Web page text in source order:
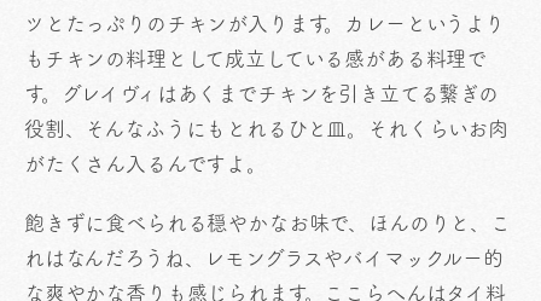
ツとたっぷりのチキンが入ります。カレーというより
もチキンの料理として成立している感がある料理で
す。グレイヴィはあくまでチキンを引き立てる繋ぎの
役割、そんなふうにもとれるひと皿。それくらいお肉
がたくさん入るんですよ。
飽きずに食べられる穏やかなお味で、ほんのりと、こ
れはなんだろうね、レモングラスやバイマックルー的
な爽やかな香りも感じられます。ここらへんはタイ料